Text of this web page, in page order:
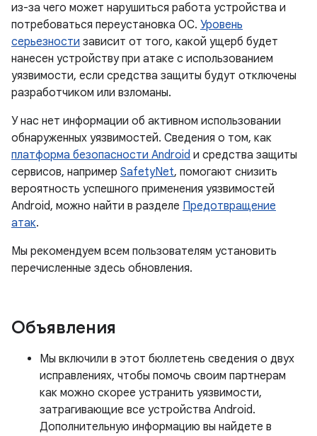
из-за чего может нарушиться работа устройства и
потребоваться переустановка ОС. Уровень
серьезности зависит от того, какой ущерб будет
нанесен устройству при атаке с использованием
уязвимости, если средства защиты будут отключены
разработчиком или взломаны.
У нас нет информации об активном использовании
обнаруженных уязвимостей. Сведения о том, как
платформа безопасности Android и средства защиты
сервисов, например SafetyNet, помогают снизить
вероятность успешного применения уязвимостей
Android, можно найти в разделе Предотвращение
атак.
Мы рекомендуем всем пользователям установить
перечисленные здесь обновления.
Объявления
Мы включили в этот бюллетень сведения о двух
исправлениях, чтобы помочь своим партнерам
как можно скорее устранить уязвимости,
затрагивающие все устройства Android.
Дополнительную информацию вы найдете в